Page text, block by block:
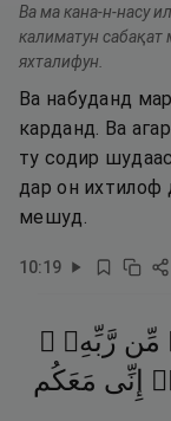
Ва ма кана-н-насу
калиматун
яхталифун.
Ва набуданд
карданд. Ва
ту содир
дар он ихтилоф
мешуд.
10:19
مِّن رَّبِّهِۦ ۖ
إِنِّى مَعَكُم